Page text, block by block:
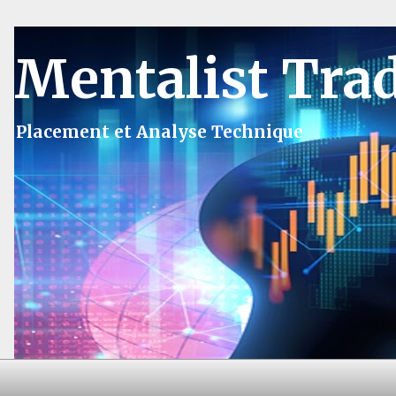
Mentalist
Placement et Analyse Technique